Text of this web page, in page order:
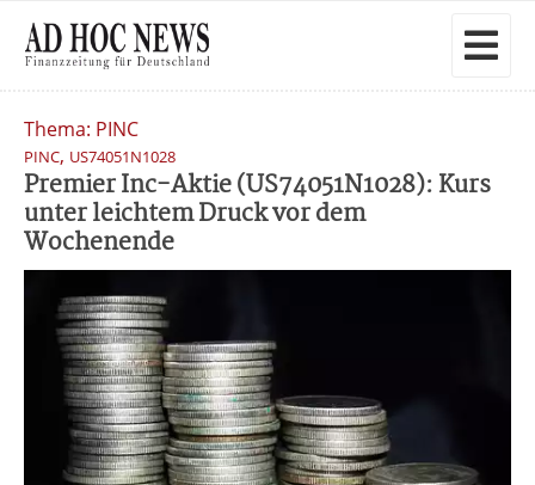
Thema: PINC
PINC, US74051N1028
Premier Inc-Aktie (US74051N1028): Kurs
unter leichtem Druck vor dem
Wochenende